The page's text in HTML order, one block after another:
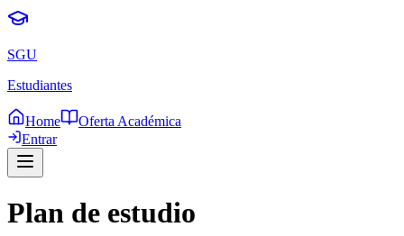
SGU
Estudiantes
Home
Oferta Académica
Entrar
Plan de estudio